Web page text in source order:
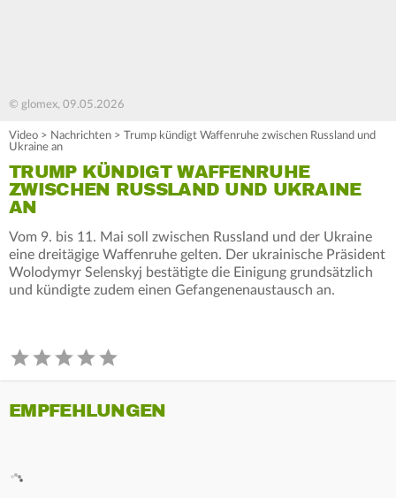
© glomex, 09.05.2026
Video > Nachrichten > Trump kündigt Waffenruhe zwischen Russland und
Ukraine an
TRUMP KÜNDIGT WAFFENRUHE
ZWISCHEN RUSSLAND UND UKRAINE
AN
Vom 9. bis 11. Mai soll zwischen Russland und der Ukraine
eine dreitägige Waffenruhe gelten. Der ukrainische Präsident
Wolodymyr Selenskyj bestätigte die Einigung grundsätzlich
und kündigte zudem einen Gefangenenaustausch an.
EMPFEHLUNGEN